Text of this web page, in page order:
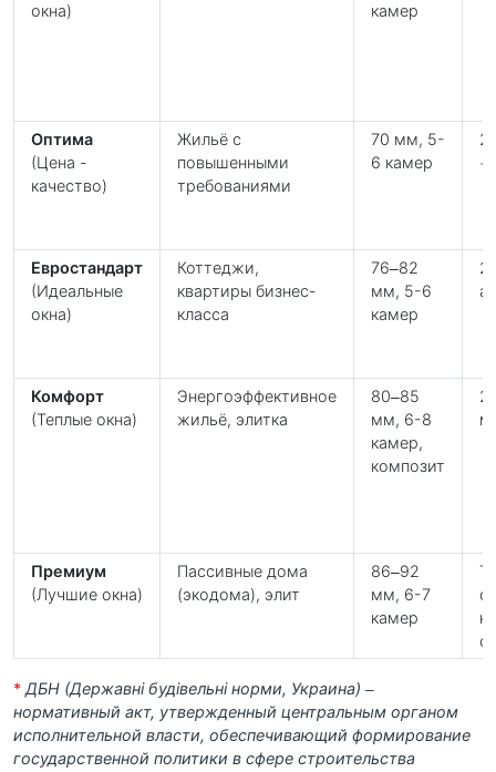
окна)
камер
Оптима
(Цена -
качество)
Жильё с
повышенными
требованиями
70 мм, 5-
6 камер
2
+
Евростандарт
(Идеальные
окна)
Коттеджи,
квартиры бизнес-
класса
76–82
мм, 5-6
камер
2
Комфорт
(Теплые окна)
Энергоэффективное
жильё, элитка
80–85
мм, 6-8
камер,
композит
2
Премиум
(Лучшие окна)
Пасcивные дома
(экодома), элит
86–92
мм, 6-7
камер
* ДБН (Державні будівельні норми, Украина) –
нормативный акт, утвержденный центральным органом
исполнительной власти, обеспечивающий формирование
государственной политики в сфере строительства